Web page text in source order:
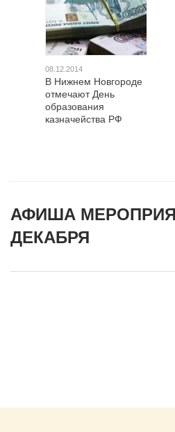
08.12.2014
В Нижнем Новгороде
отмечают День
образования
казначейства РФ
АФИША
ДЕКАБРЯ